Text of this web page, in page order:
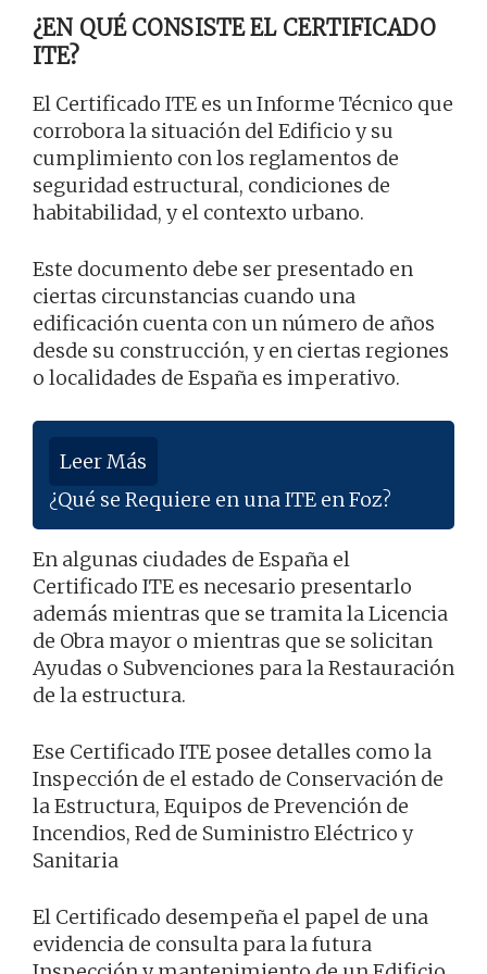
¿EN QUÉ CONSISTE EL CERTIFICADO
ITE?
El Certificado ITE es un Informe Técnico que
corrobora la situación del Edificio y su
cumplimiento con los reglamentos de
seguridad estructural, condiciones de
habitabilidad, y el contexto urbano.
Este documento debe ser presentado en
ciertas circunstancias cuando una
edificación cuenta con un número de años
desde su construcción, y en ciertas regiones
o localidades de España es imperativo.
Leer Más
¿Qué se Requiere en una ITE en Foz?
En algunas ciudades de España el
Certificado ITE es necesario presentarlo
además mientras que se tramita la Licencia
de Obra mayor o mientras que se solicitan
Ayudas o Subvenciones para la Restauración
de la estructura.
Ese Certificado ITE posee detalles como la
Inspección de el estado de Conservación de
la Estructura, Equipos de Prevención de
Incendios, Red de Suministro Eléctrico y
Sanitaria
El Certificado desempeña el papel de una
evidencia de consulta para la futura